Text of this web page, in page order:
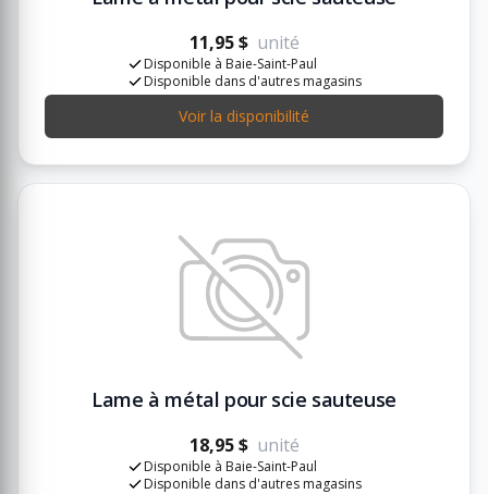
11,95 $ unité
Disponible à Baie-Saint-Paul
Disponible dans d'autres magasins
Voir la disponibilité
Lame à métal pour scie sauteuse
18,95 $ unité
Disponible à Baie-Saint-Paul
Disponible dans d'autres magasins